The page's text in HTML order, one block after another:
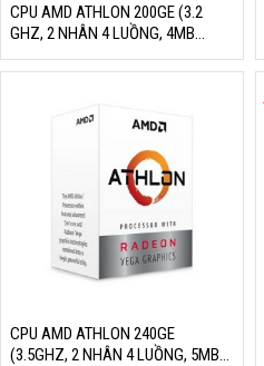
CPU AMD ATHLON 200GE (3.2
GHZ, 2 NHÂN 4 LUỒNG, 4MB
CACHE, RADEON VEGA 3, 35W,
SOCKET AM4)
CPU AMD ATHLON 240GE
(3.5GHZ, 2 NHÂN 4 LUỒNG, 5MB